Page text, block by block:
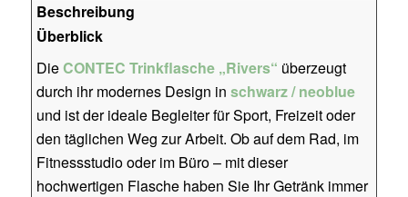
Beschreibung
Überblick
DieCONTEC Trinkflasche „Rivers“ überzeugt
durch ihr modernes Design in schwarz / neoblue
und ist der ideale Begleiter für Sport, Freizeit oder
den täglichen Weg zur Arbeit. Ob auf dem Rad, im
Fitnessstudio oder im Büro – mit dieser
hochwertigen Flasche haben Sie Ihr Getränk immer